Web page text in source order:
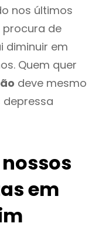
nos últimos
procura de
diminuir em
Quem quer
deve mesmo
em